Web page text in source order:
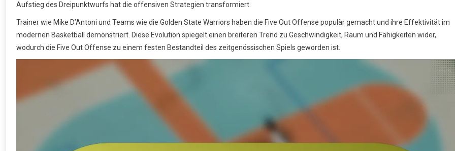
Aufstieg des Dreipunktwurfs hat die offensiven Strategien transformiert.
Trainer wie Mike D’Antoni und Teams wie die Golden State Warriors haben die Five Out Offense populär gemacht und ihre Effektivität im
modernen Basketball demonstriert. Diese Evolution spiegelt einen breiteren Trend zu Geschwindigkeit, Raum und Fähigkeiten wider,
wodurch die Five Out Offense zu einem festen Bestandteil des zeitgenössischen Spiels geworden ist.